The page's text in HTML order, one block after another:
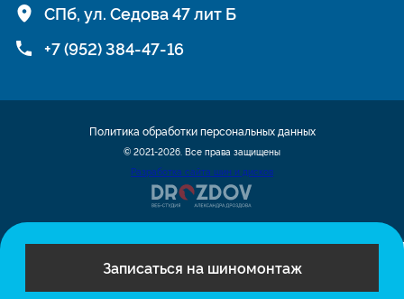
Записаться на шиномонтаж
СПб, ул. Седова 47 лит Б
+7 (952) 384-47-16
© 2021-2026. Все права защищены
Разработка сайта шин и дисков
Политика обработки персональных данных